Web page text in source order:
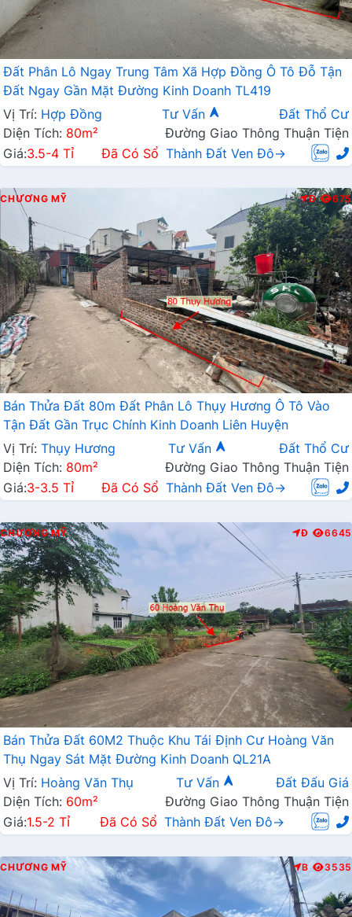
Đất Phân Lô Ngay Trung Tâm Xã Hợp Đồng Ô Tô Đỗ Tận
Đất Ngay Gần Mặt Đường Kinh Doanh TL419
Vị Trí: Hợp Đồng Tư Vấn
Đất Thổ Cư
Diện Tích: 80m²
Đường Giao Thông Thuận Tiện
Giá:3.5-4 Tỉ Đã Có Sổ Thành Đất Ven Đô→
CHƯƠNG MỸ Đ 675
Bán Thửa Đất 80m Đất Phân Lô Thụy Hương Ô Tô Vào
Tận Đất Gần Trục Chính Kinh Doanh Liên Huyện
Vị Trí: Thụy Hương Tư Vấn
Đất Thổ Cư
Diện Tích: 80m²
Đường Giao Thông Thuận Tiện
Giá:3-3.5 Tỉ Đã Có Sổ Thành Đất Ven Đô→
CHƯƠNG MỸ Đ 6645
Bán Thửa Đất 60M2 Thuộc Khu Tái Định Cư Hoàng Văn
Thụ Ngay Sát Mặt Đường Kinh Doanh QL21A
Vị Trí: Hoàng Văn Thụ Tư Vấn
Đất Đấu Giá
Diện Tích: 60m²
Đường Giao Thông Thuận Tiện
Giá:1.5-2 Tỉ Đã Có Sổ Thành Đất Ven Đô→
CHƯƠNG MỸ B 3535